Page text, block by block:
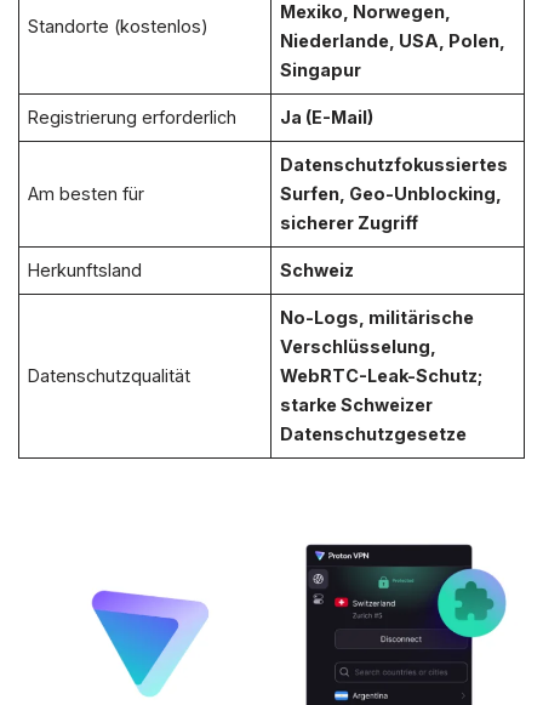
Standorte (kostenlos)
Mexiko, Norwegen,
Niederlande, USA, Polen,
Singapur
Registrierung erforderlich Ja (E-Mail)
Am besten für
Datenschutzfokussiertes
Surfen, Geo-Unblocking,
sicherer Zugriff
Herkunftsland Schweiz
Datenschutzqualität
No-Logs, militärische
Verschlüsselung,
WebRTC-Leak-Schutz;
starke Schweizer
Datenschutzgesetze